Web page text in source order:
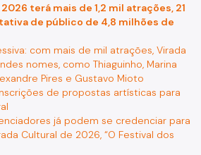
terá mais de 1,2 mil atrações, 21
de público de 4,8 milhões de
com mais de mil atrações, Virada
nomes, como Thiaguinho, Marina
Pires e Gustavo Mioto
de propostas artísticas para
já podem se credenciar para
Cultural de 2026, “O Festival dos